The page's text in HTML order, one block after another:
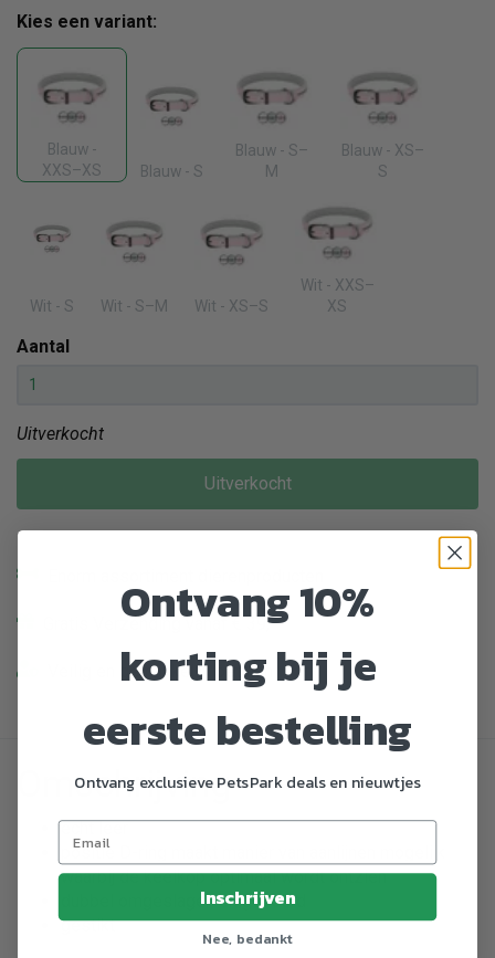
Kies een variant:
Blauw -
XXS–XS
Blauw - S
Blauw - S–
M
Blauw - XS–
S
Wit - S Wit - S–M Wit - XS–S
Wit - XXS–
XS
Aantal
Uitverkocht
Uitverkocht
Gratis Verzending vanaf € 39,-
Veilig en gemakkelijk betalen
Omschrijving
echt leer
positie D-ring maakt manier van aanlijnen mogelijk
waarbij de keelkop optimaal wordt ontzien
dubbel omgeslagen en gevoerd
gestikt
Ontvang 10%
korting bij je
eerste bestelling
Ontvang exclusieve PetsPark deals en nieuwtjes
Inschrijven
Nee, bedankt